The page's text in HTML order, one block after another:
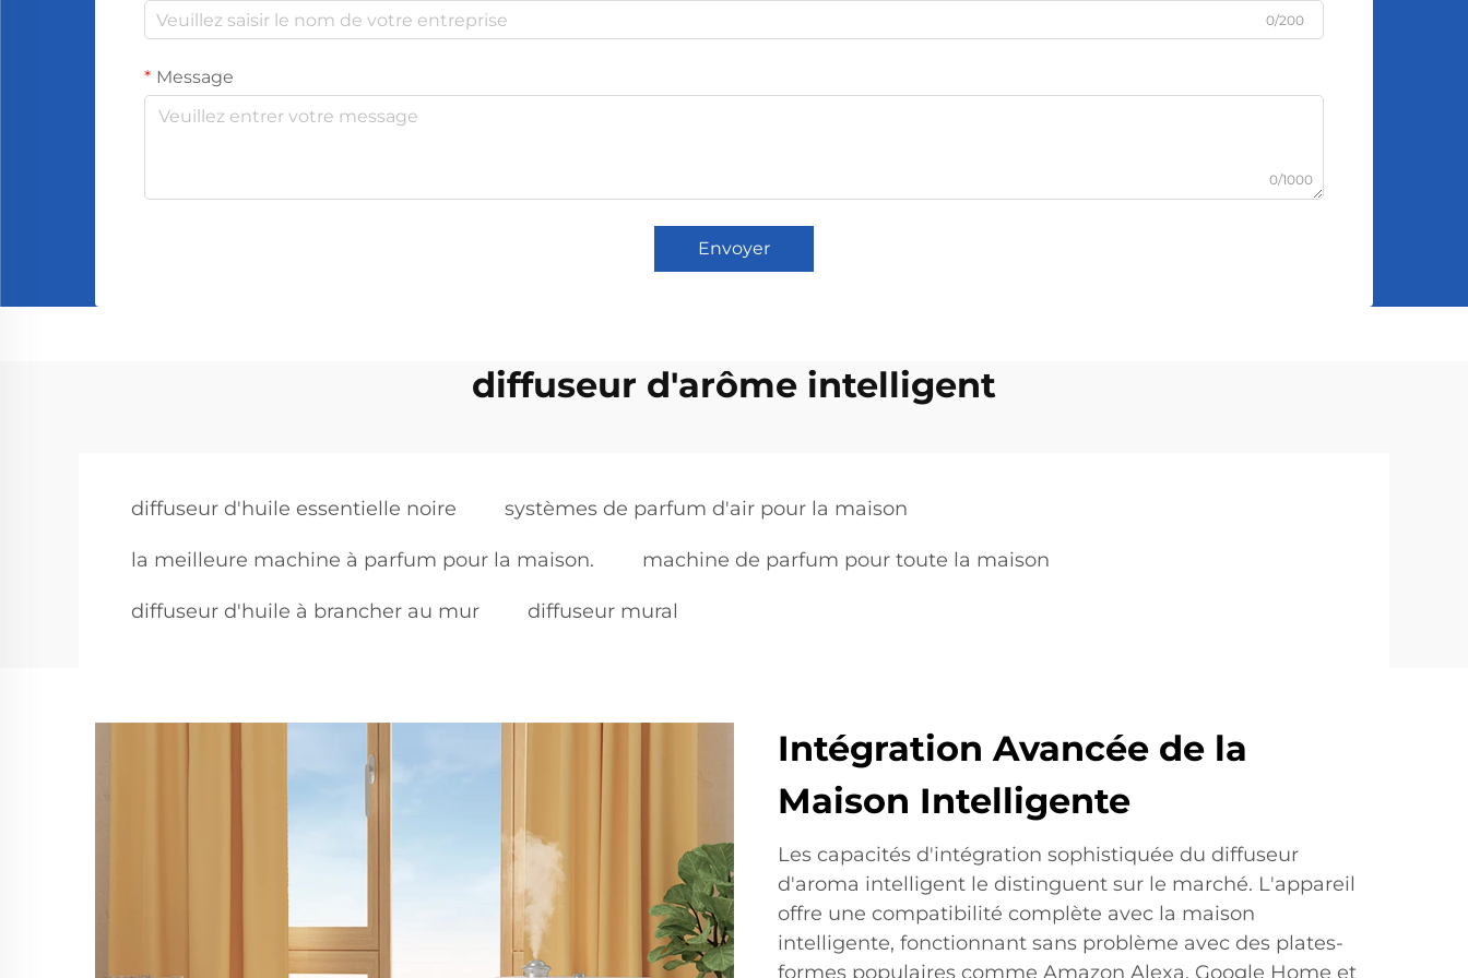
0/200
Message
0/1000
Envoyer
diffuseur d'arôme intelligent
diffuseur d'huile essentielle noire systèmes de parfum d'air pour la maison
la meilleure machine à parfum pour la maison. machine de parfum pour toute la maison
diffuseur d'huile à brancher au mur diffuseur mural
Intégration Avancée de la
Maison Intelligente
Les capacités d'intégration sophistiquée du diffuseur
d'aroma intelligent le distinguent sur le marché. L'appareil
offre une compatibilité complète avec la maison
intelligente, fonctionnant sans problème avec des plates-
formes populaires comme Amazon Alexa, Google Home et